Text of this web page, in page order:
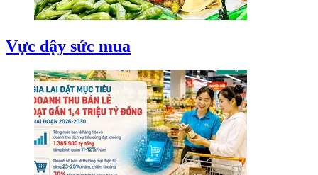
Vực dậy sức mua